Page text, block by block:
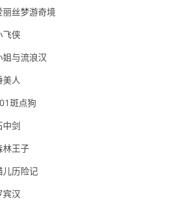
丝梦游奇境
飞侠
与流浪汉
人
斑点狗
剑
王子
历险记
汉